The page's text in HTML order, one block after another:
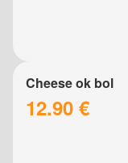
Cheese ok bol
12.90 €